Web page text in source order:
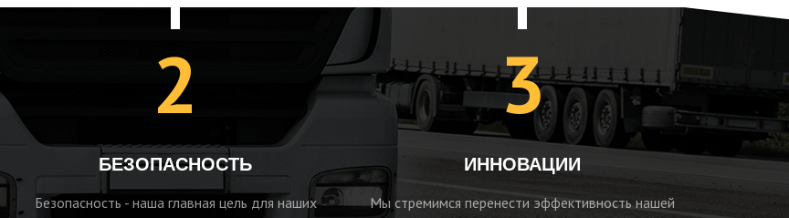
2
БЕЗОПАСНОСТЬ
Безопасность - наша главная цель для наших
3
ИННОВАЦИИ
Мы стремимся перенести эффективность нашей